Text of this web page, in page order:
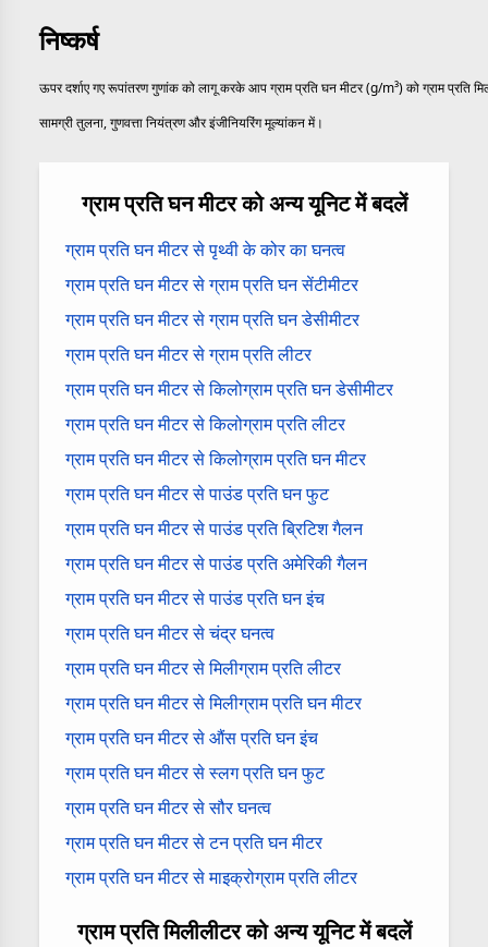
निष्कर्ष
ऊपर दर्शाए गए रूपांतरण गुणांक को लागू करके आप ग्राम प्रति घन मीटर (g/m³) को ग्राम प्रति
सामग्री तुलना, गुणवत्ता नियंत्रण और इंजीनियरिंग मूल्यांकन में।
ग्राम प्रति घन मीटर को अन्य यूनिट में बदलें
ग्राम प्रति घन मीटर से पृथ्वी के कोर का घनत्व
ग्राम प्रति घन मीटर से ग्राम प्रति घन सेंटीमीटर
ग्राम प्रति घन मीटर से ग्राम प्रति घन डेसीमीटर
ग्राम प्रति घन मीटर से ग्राम प्रति लीटर
ग्राम प्रति घन मीटर से किलोग्राम प्रति घन डेसीमीटर
ग्राम प्रति घन मीटर से किलोग्राम प्रति लीटर
ग्राम प्रति घन मीटर से किलोग्राम प्रति घन मीटर
ग्राम प्रति घन मीटर से पाउंड प्रति घन फुट
ग्राम प्रति घन मीटर से पाउंड प्रति ब्रिटिश गैलन
ग्राम प्रति घन मीटर से पाउंड प्रति अमेरिकी गैलन
ग्राम प्रति घन मीटर से पाउंड प्रति घन इंच
ग्राम प्रति घन मीटर से चंद्र घनत्व
ग्राम प्रति घन मीटर से मिलीग्राम प्रति लीटर
ग्राम प्रति घन मीटर से मिलीग्राम प्रति घन मीटर
ग्राम प्रति घन मीटर से औंस प्रति घन इंच
ग्राम प्रति घन मीटर से स्लग प्रति घन फुट
ग्राम प्रति घन मीटर से सौर घनत्व
ग्राम प्रति घन मीटर से टन प्रति घन मीटर
ग्राम प्रति घन मीटर से माइक्रोग्राम प्रति लीटर
ग्राम प्रति मिलीलीटर को अन्य यूनिट में बदलें